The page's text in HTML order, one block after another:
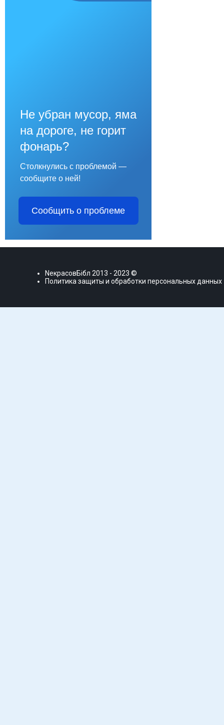
Не убран мусор, яма
на дороге, не горит
фонарь?
Столкнулись с проблемой —
сообщите о ней!
Сообщить о проблеме
NекрасовБiбл 2013 - 2023 ©
Политика защиты и обработки персональных данных